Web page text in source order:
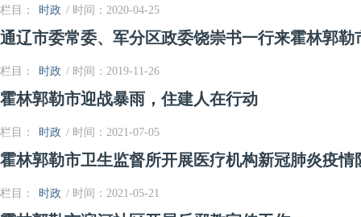
栏目： 时政 / 时间：2020-04-25
通辽市委常委、军分区政委饶崇书一行来霍林郭
栏目： 时政 / 时间：2019-11-26
霍林郭勒市迎战暴雨，住建人在行动
栏目： 时政 / 时间：2021-07-05
霍林郭勒市卫生监督所开展医疗机构新冠肺炎疫情
栏目： 时政 / 时间：2021-05-21